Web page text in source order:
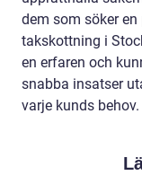
dem som söker
takskottning i
en erfaren och
snabba insatser
varje kunds behov.